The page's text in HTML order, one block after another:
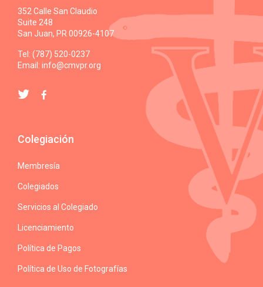
352 Calle San Claudio
Suite 248
San Juan, PR 00926-4107
Tel: (787) 520-0237
Email: info@cmvpr.org
Colegiación
Membresía
Colegiados
Servicios al Colegiado
Licenciamiento
Política de Pagos
Política de Uso de Fotografías